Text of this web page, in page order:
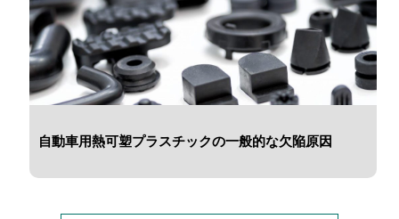
自動車用熱可塑プラスチックの一般的な欠陥原因